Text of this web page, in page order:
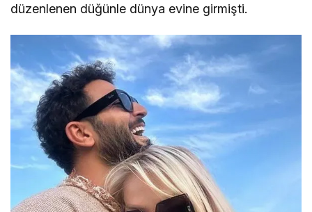
düzenlenen düğünle dünya evine girmişti.